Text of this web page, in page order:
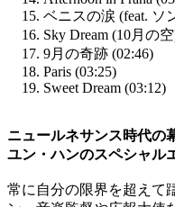
ベニスの涙 (feat. ソ
Sky Dream (10月の
9月の奇跡 (02:46)
Paris (03:25)
Sweet Dream (03:12)
ニュールネサンス時代の
ユン・ハンのスペシャル
常に自分の限界を超えて